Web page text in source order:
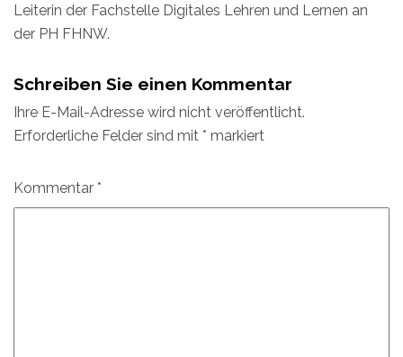
Leiterin der Fachstelle Digitales Lehren und Lernen an
der PH FHNW.
Schreiben Sie einen Kommentar
Ihre E-Mail-Adresse wird nicht veröffentlicht.
Erforderliche Felder sind mit * markiert
Kommentar *